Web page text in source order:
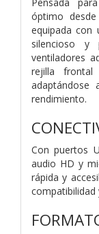
óptimo
equipada con
silencioso y
ventiladores
rejilla frontal
adaptándose
rendimiento.
Con puertos
audio HD y
rápida y
compatibilidad